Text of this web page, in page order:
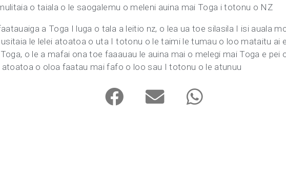
o taiala o le saogalemu o meleni auina mai Toga i totonu o NZ
a Toga I luga o tala a leitio nz, o lea ua toe silasila I isi auala
le lelei atoatoa o uta I totonu o le taimi le tumau o loo mataitu ai
o le a mafai ona toe faaauau le auina mai o melegi mai Toga e pei
atoatoa o oloa faatau mai fafo o loo sau I totonu o le atunuu